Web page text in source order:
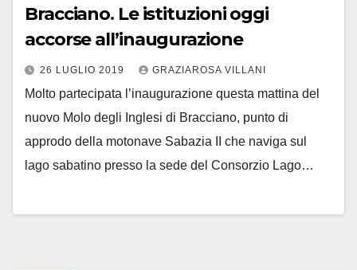
Bracciano. Le istituzioni oggi
accorse all’inaugurazione
26 LUGLIO 2019 GRAZIAROSA VILLANI
Molto partecipata l’inaugurazione questa mattina del
nuovo Molo degli Inglesi di Bracciano, punto di
approdo della motonave Sabazia II che naviga sul
lago sabatino presso la sede del Consorzio Lago…